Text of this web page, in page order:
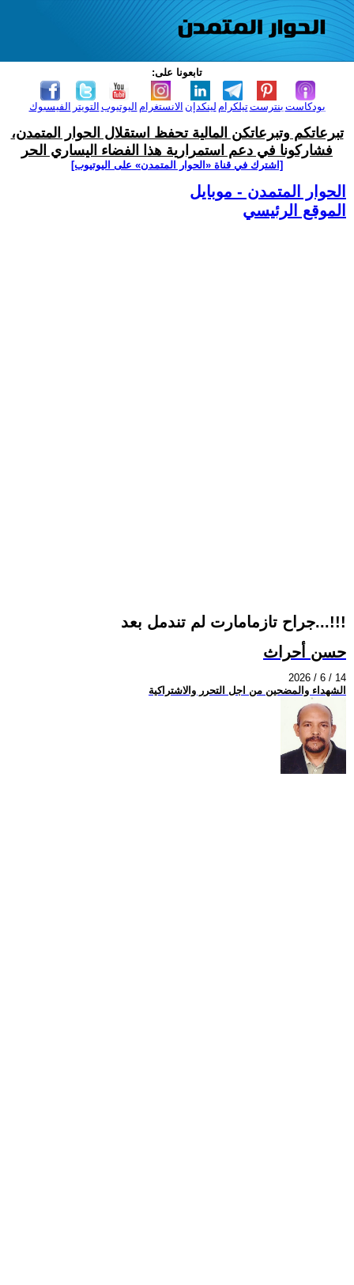
تابعونا على:
الفيسبوك التويتر اليوتيوب الانستغرام لينكدإن تيلكرامبنترست بودكاست
تبرعاتكم وتبرعاتكن المالية تحفظ استقلال الحوار المتمدن،
فشاركونا في دعم استمرارية هذا الفضاء اليساري الحر
[اشترك في قناة ‫«الحوار المتمدن» على اليوتيوب]
الحوار المتمدن - موبايل
الموقع الرئيسي
جراح تازمامارت لم تندمل بعد...!!!
حسن أحراث
2026 / 6 / 14
الشهداء والمضحين من اجل التحرر والاشتراكية